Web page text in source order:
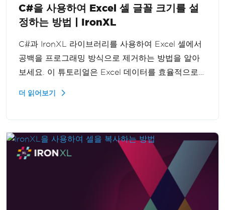
C#을 사용하여 Excel 셀 글꼴 크기를 설
정하는 방법 | IronXL
C#과 IronXL 라이브러리를 사용하여 Excel 셀에서
공백을 프로그래밍 방식으로 제거하는 방법을 알아
보세요. 이 튜토리얼은 Excel 데이터를 효율적으로
더 읽어보기